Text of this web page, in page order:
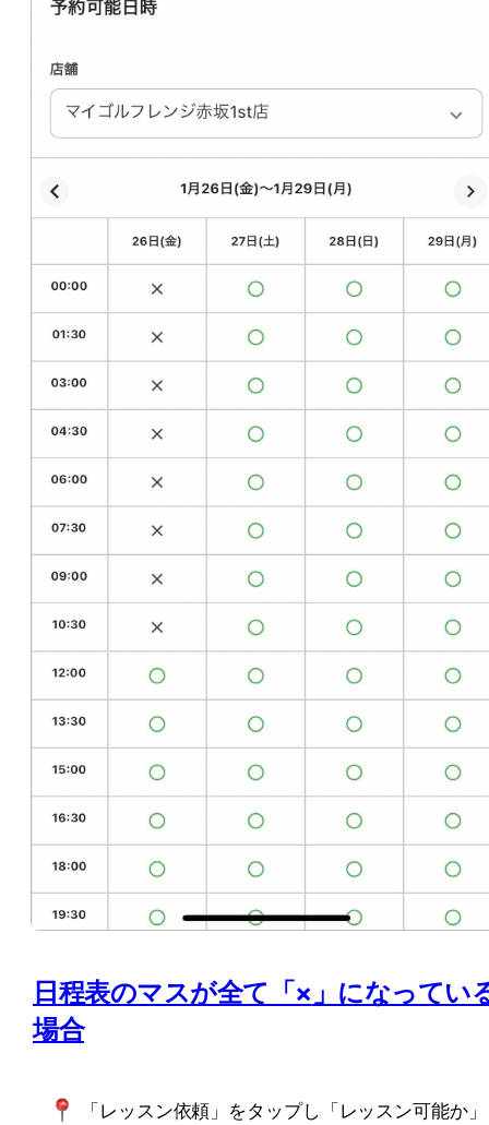
日程表のマスが全て「× 」になってい
場合
「レッスン依頼」をタップし「レッスン可能か」